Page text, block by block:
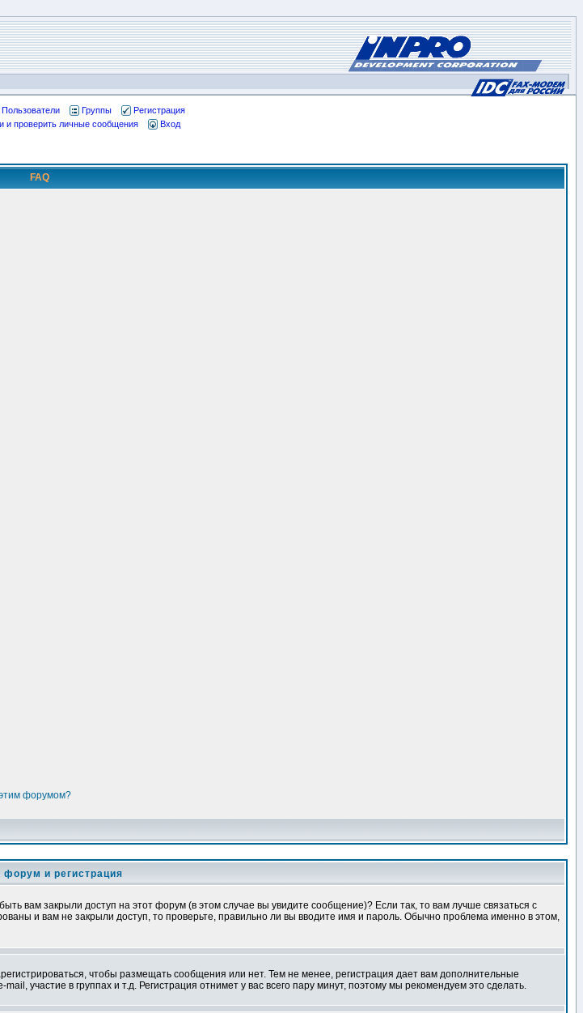
Пользователи Группы
Регистрация
и проверить личные сообщения Вход
FAQ
этим форумом?
форум и регистрация
вам закрыли доступ на этот форум (в этом случае вы увидите сообщение)? Если так, то вам лучше связаться с
и вам не закрыли доступ, то проверьте, правильно ли вы вводите имя и пароль. Обычно проблема именно в этом,
чтобы размещать сообщения или нет. Тем не менее, регистрация дает вам дополнительные
участие в группах и т.д. Регистрация отнимет у вас всего пару минут, поэтому мы рекомендуем это сделать.